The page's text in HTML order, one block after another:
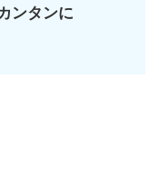
ンタンに